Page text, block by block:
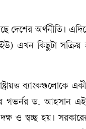
অর্থনীতি।
এখন কিছুটা সক্রিয়
গভর্নর ড. আহসান
ও স্বচ্ছ হয়।